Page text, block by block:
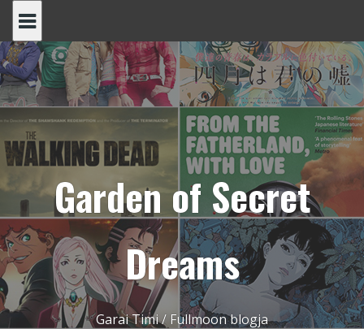
content
Garden of Secret
Dreams
Garai Timi / Fullmoon blogja